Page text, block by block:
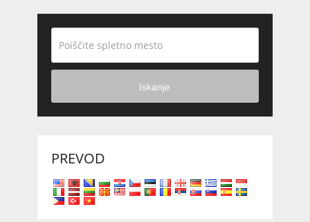
Iskanje
PREVOD